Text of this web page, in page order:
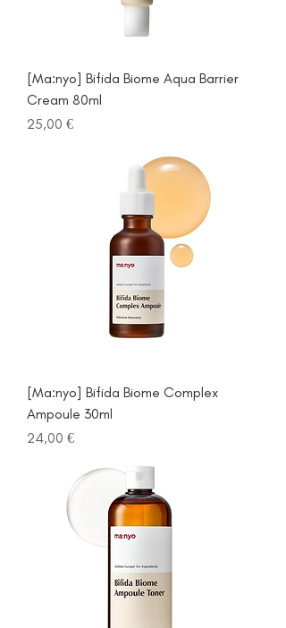
[Ma:nyo] Bifida Biome Aqua Barrier
Cream 80ml
Prezzo
25,00 €
[Ma:nyo] Bifida Biome Complex
Ampoule 30ml
Prezzo
24,00 €